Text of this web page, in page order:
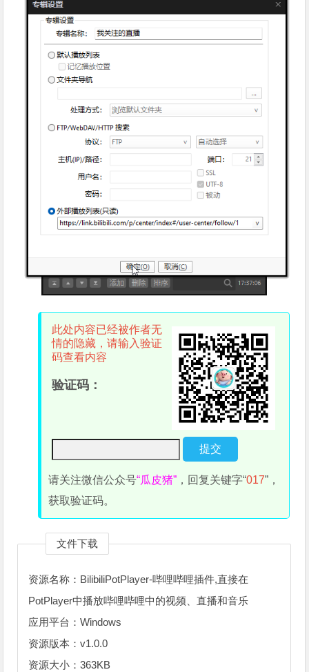
此处内容已经被作者无
情的隐藏，请输入验证
码查看内容
验证码：
请关注微信公众号“瓜皮猪” ，回复关键字“017”，
获取验证码。
文件下载
资源名称：BilibiliPotPlayer-哔哩哔哩插件,直接在
PotPlayer中播放哔哩哔哩中的视频、直播和音乐
应用平台：Windows
资源版本：v1.0.0
资源大小：363KB